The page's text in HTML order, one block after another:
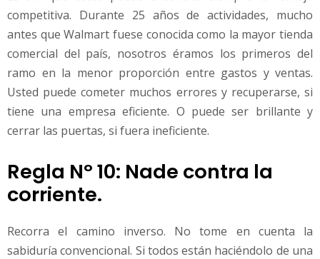
competitiva. Durante 25 años de actividades, mucho
antes que Walmart fuese conocida como la mayor tienda
comercial del país, nosotros éramos los primeros del
ramo en la menor proporción entre gastos y ventas.
Usted puede cometer muchos errores y recuperarse, si
tiene una empresa eficiente. O puede ser brillante y
cerrar las puertas, si fuera ineficiente.
Regla Nº 10: Nade contra la
corriente.
Recorra el camino inverso. No tome en cuenta la
sabiduría convencional. Si todos están haciéndolo de una